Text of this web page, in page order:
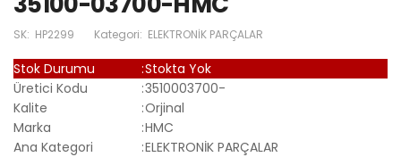
SK: HP2299 Kategori: ELEKTRONİK PARÇALAR
Stok Durumu :Stokta Yok
Üretici Kodu
:3510003700-
Kalite
:Orjinal
Marka
:HMC
Ana Kategori
:ELEKTRONİK PARÇALAR